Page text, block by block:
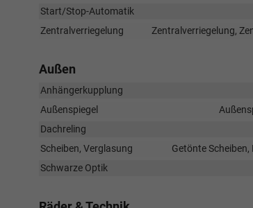
Start/Stop-Automatik
Zentralverriegelung
Zentralverriegelung,
Außen
Anhängerkupplung
Außenspiegel
Dachreling
Scheiben, Verglasung
Getönte
Schwarze Optik